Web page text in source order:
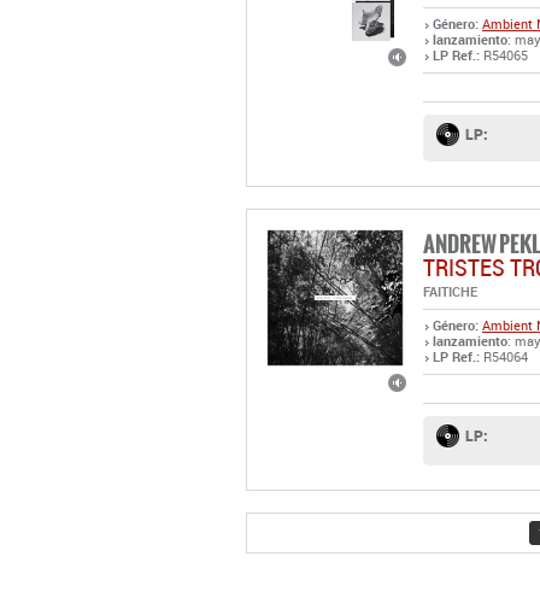
Género: Ambient
lanzamiento:
LP Ref.: R54065
LP:
ANDREW
TRISTES
FAITICHE
Género: Ambient
lanzamiento:
LP Ref.: R54064
LP: